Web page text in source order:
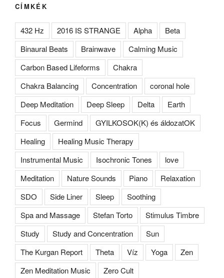
CÍMKÉK
432 Hz 2016 IS STRANGE Alpha
Beta
Binaural Beats
Brainwave
Calming Music
Carbon Based Lifeforms
Chakra
Chakra Balancing
Concentration
coronal hole
Deep Meditation
Deep Sleep Delta
Earth
Focus
Germind
GYILKOSOK(K) és áldozatOK
Healing
Healing Music Therapy
Instrumental Music
Isochronic Tones
love
Meditation
Nature Sounds Piano
Relaxation
SDO
Side Liner Sleep
Soothing
Spa and Massage
Stefan Torto
Stimulus Timbre
Study
Study and Concentration
Sun
The Kurgan Report
Theta Víz Yoga
Zen
Zen Meditation Music
Zero Cult